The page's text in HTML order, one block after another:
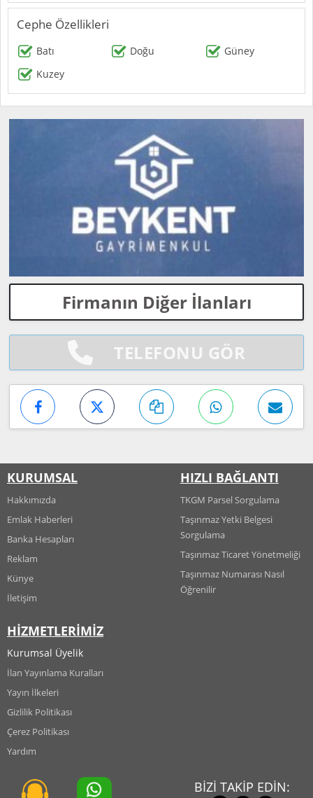
Cephe Özellikleri
Batı Doğu
Güney
Kuzey
Firmanın Diğer İlanları
TELEFONU GÖR
KURUMSAL
Hakkımızda
Emlak Haberleri
Banka Hesapları
Reklam
Künye
İletişim
HİZMETLERİMİZ
Kurumsal Üyelik
İlan Yayınlama Kuralları
Yayın İlkeleri
Gizlilik Politikası
Çerez Politikası
Yardım
HIZLI BAĞLANTI
TKGM Parsel Sorgulama
Taşınmaz Yetki Belgesi
Sorgulama
Taşınmaz Ticaret Yönetmeliği
Taşınmaz Numarası Nasıl
Öğrenilir
BİZİ TAKİP EDİN: